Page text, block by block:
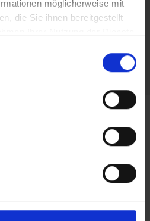
möglicherweise mit
die Sie ihnen bereitgestellt
haben so alle Verkaufschancen
Kunden im Blick und wissen stets,